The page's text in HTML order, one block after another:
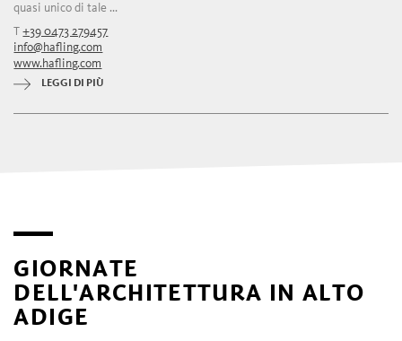
quasi unico di tale ...
T+39 0473 279457
info@hafling.com
www.hafling.com
LEGGI DI PIÙ
GIORNATE
DELL'ARCHITETTURA IN ALTO
ADIGE